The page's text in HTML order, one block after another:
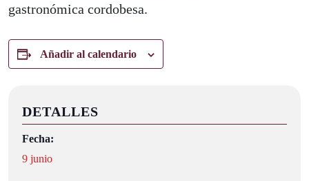
gastronómica cordobesa.
Añadir al calendario
DETALLES
Fecha:
9 junio